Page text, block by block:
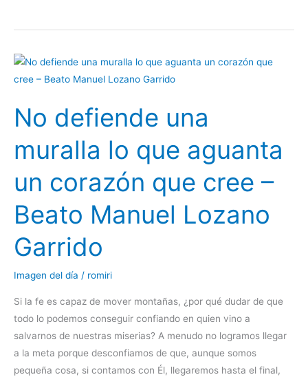
No defiende una
muralla lo que aguanta
un corazón que cree –
Beato Manuel Lozano
Garrido
Imagen del día / romiri
Si la fe es capaz de mover montañas, ¿por qué dudar de que
todo lo podemos conseguir confiando en quien vino a
salvarnos de nuestras miserias? A menudo no logramos llegar
a la meta porque desconfiamos de que, aunque somos
pequeña cosa, si contamos con Él, llegaremos hasta el final,
No
defiende
muralla
lo
que
un
que
–
Lozano
Garrido